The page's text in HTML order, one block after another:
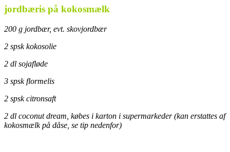
jordbæris på kokosmælk
200 g jordbær, evt. skovjordbær
2 spsk kokosolie
2 dl sojafløde
3 spsk flormelis
2 spsk citronsaft
2 dl coconut dream, købes i karton i supermarkeder (kan erstattes af
kokosmælk på dåse, se tip nedenfor)